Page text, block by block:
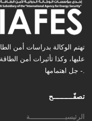
تهتم الوكالة بدراسات أمن
عليها، وكذا تأثیرات أمن
تصفّـــــــــح
الرئيسيــــــــــــــــــة